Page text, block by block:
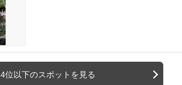
4位以下のスポットを見る